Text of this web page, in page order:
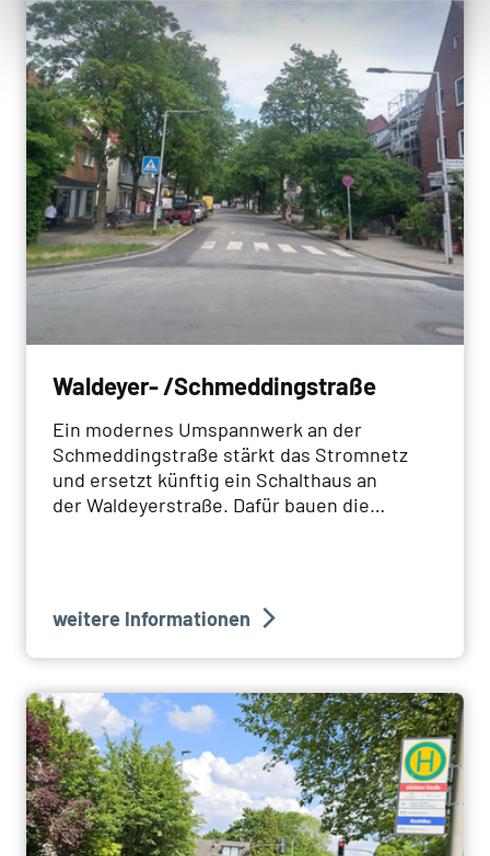
Waldeyer- /Schmeddingstraße
Ein modernes Umspannwerk an der
Schmeddingstraße stärkt das Stromnetz
und ersetzt künftig ein Schalthaus an
der Waldeyerstraße. Dafür bauen die
weitere Informationen